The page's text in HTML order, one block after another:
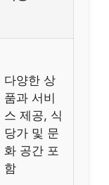
다양한 상
품과 서비
스 제공, 식
당가 및 문
화 공간 포
함